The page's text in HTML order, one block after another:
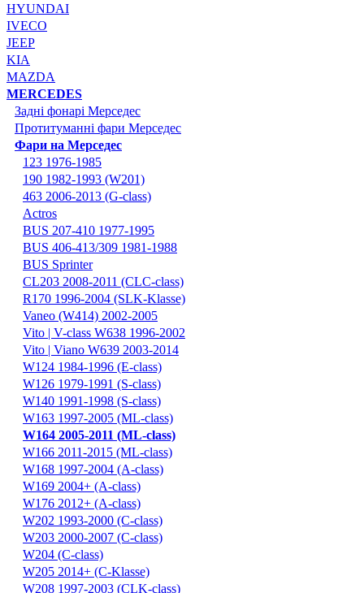
HYUNDAI
IVECO
JEEP
KIA
MAZDA
MERCEDES
Задні фонарі Мерседес
Протитуманні фари Мерседес
Фари на Мерседес
123 1976-1985
190 1982-1993 (W201)
463 2006-2013 (G-class)
Actros
BUS 207-410 1977-1995
BUS 406-413/309 1981-1988
BUS Sprinter
CL203 2008-2011 (CLC-class)
R170 1996-2004 (SLK-Klasse)
Vaneo (W414) 2002-2005
Vito | V-class W638 1996-2002
Vito | Viano W639 2003-2014
W124 1984-1996 (E-class)
W126 1979-1991 (S-class)
W140 1991-1998 (S-class)
W163 1997-2005 (ML-class)
W164 2005-2011 (ML-class)
W166 2011-2015 (ML-class)
W168 1997-2004 (A-class)
W169 2004+ (A-class)
W176 2012+ (A-class)
W202 1993-2000 (C-class)
W203 2000-2007 (C-class)
W204 (C-class)
W205 2014+ (C-Klasse)
W208 1997-2003 (CLK-class)